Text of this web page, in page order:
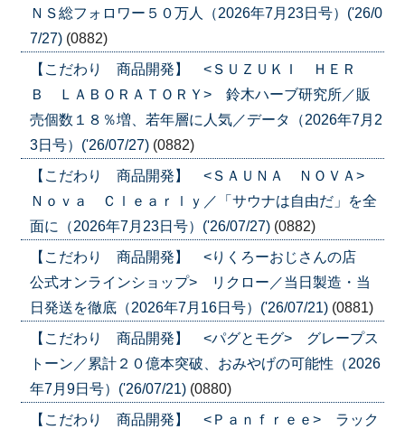
ＮＳ総フォロワー５０万人（2026年7月23日号）('26/0
7/27) (0882)
【こだわり 商品開発】 <ＳＵＺＵＫＩ ＨＥＲ
Ｂ ＬＡＢＯＲＡＴＯＲＹ> 鈴木ハーブ研究所／販
売個数１８％増、若年層に人気／データ（2026年7月2
3日号）('26/07/27) (0882)
【こだわり 商品開発】 <ＳＡＵＮＡ ＮＯＶＡ>
Ｎｏｖａ Ｃｌｅａｒｌｙ／「サウナは自由だ」を全
面に（2026年7月23日号）('26/07/27) (0882)
【こだわり 商品開発】 <りくろーおじさんの店
公式オンラインショップ> リクロー／当日製造・当
日発送を徹底（2026年7月16日号）('26/07/21) (0881)
【こだわり 商品開発】 <パグとモグ> グレープス
トーン／累計２０億本突破、おみやげの可能性（2026
年7月9日号）('26/07/21) (0880)
【こだわり 商品開発】 <Ｐａｎｆｒｅｅ> ラック